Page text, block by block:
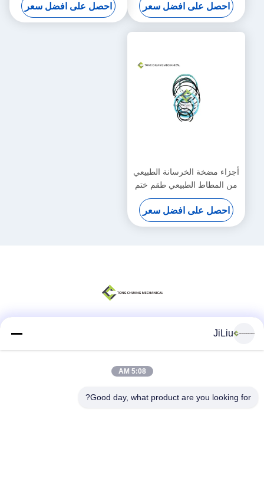
احصل على افضل سعر احصل على افضل سعر
أجزاء مضخة الخرسانة الطبيعي
من المطاط الطبيعي طقم ختم
أسطوانة الذراع القياسي
احصل على افضل سعر
اتصال سريع
JiLiu
5:08 AM
Good day, what product are you looking for?